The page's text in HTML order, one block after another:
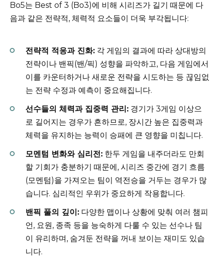
Bo5는 Best of 3 (Bo3)에 비해 시리즈가 길기 때문에 다
음과 같은 전략적, 체력적 요소들이 더욱 부각됩니다:
전략적 적응과 진화: 각 게임의 결과에 따라 상대방의
전략이나 밴픽(밴/픽) 성향을 파악하고, 다음 게임에서
이를 카운터하거나 새로운 전략을 시도하는 등 끊임없
는 전략 수정과 예측이 중요해집니다.
선수들의 체력과 집중력 관리: 경기가 3게임 이상으
로 길어지는 경우가 흔하므로, 장시간 높은 집중력과
체력을 유지하는 능력이 승패에 큰 영향을 미칩니다.
모멘텀 변화와 심리전: 한두 게임을 내주더라도 만회
할 기회가 충분하기 때문에, 시리즈 중간에 경기 흐름
(모멘텀)을 가져오는 팀이 역전승을 거두는 경우가 많
습니다. 심리적인 우위가 중요하게 작용합니다.
밴픽 풀의 깊이: 다양한 맵이나 상황에 맞춰 여러 챔피
언, 요원, 종족 등을 능숙하게 다룰 수 있는 선수나 팀
이 유리하며, 숨겨둔 전략을 꺼내 보이는 재미도 있습
니다.